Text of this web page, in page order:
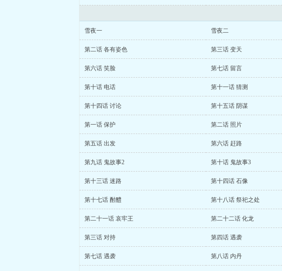
雪夜一 雪夜二
第二话 各有姿色 第三话 变天
第六话 笑脸 第七话 留言
第十话 电话 第十一话 猜测
第十四话 讨论 第十五话 阴谋
第一话 保护 第二话 照片
第五话 出发 第六话 赶路
第九话 鬼故事2 第十话 鬼故事3
第十三话 迷路 第十四话 石像
第十七话 酎醴 第十八话 祭祀之处
第二十一话 哀牢王 第二十二话 化龙
第三话 对持 第四话 遇袭
第七话 遇袭 第八话 内丹